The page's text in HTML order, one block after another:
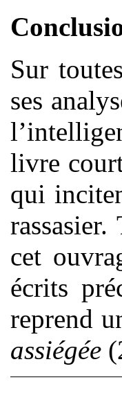
Sur
ses
livre
qui
cet
écrits
reprend
assiégée